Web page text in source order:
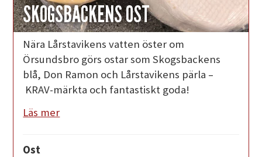
SKOGSBACKENS OST
Nära Lårstavikens vatten öster om
Örsundsbro görs ostar som Skogsbackens
blå, Don Ramon och Lårstavikens pärla –
KRAV-märkta och fantastiskt goda!
Läs mer
Ost